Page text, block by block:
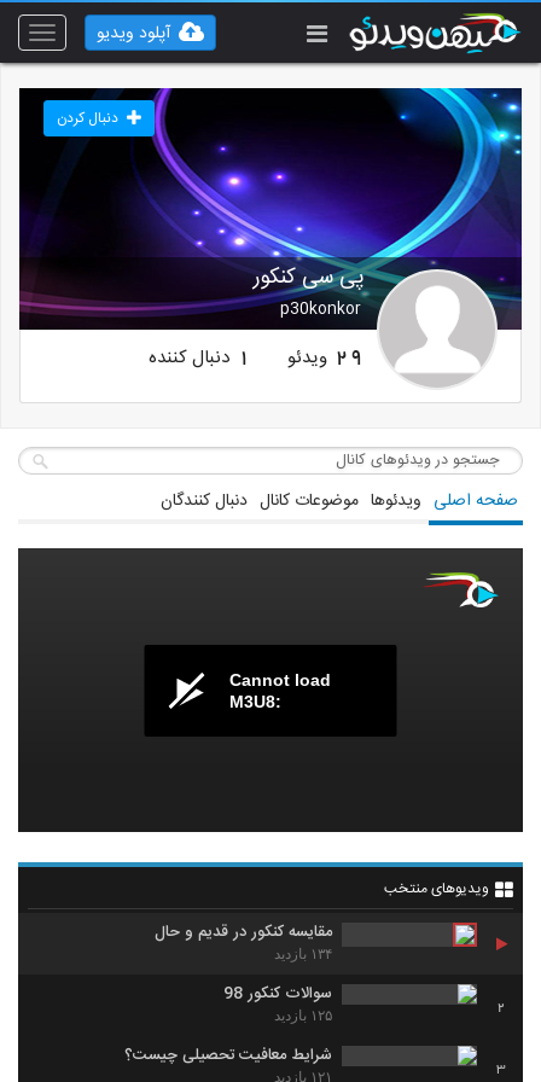
Toggle
آپلود ویدیو
پی سی کنکور
p30konkor
دنبال کردن
29 ویدئو 1 دنبال کننده
صفحه اصلی ویدئوها موضوعات کانال دنبال کنندگان
Cannot load
M3U8:
ویدیوهای منتخب
مقایسه کنکور در قدیم و حال
۱۳۴ بازدید
2
سوالات کنکور 98
۱۲۵ بازدید
3
شرایط معافیت تحصیلی چیست؟
۱۲۱ بازدید